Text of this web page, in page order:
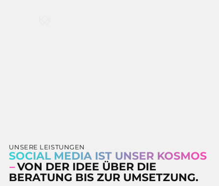
CREATINGDIGITAL-FIRST
SUCCESS STORIES
UNSERE LEISTUNGEN
SOCIAL MEDIA IST UNSER KOSMOS
–VON DER IDEE ÜBER DIE
BERATUNG BIS ZUR UMSETZUNG.